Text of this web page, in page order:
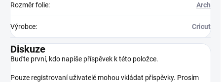
Rozměr folie: Arch
Výrobce: Cricut
Diskuze
Buďte první, kdo napíše příspěvek k této položce.
Pouze registrovaní uživatelé mohou vkládat příspěvky. Prosím